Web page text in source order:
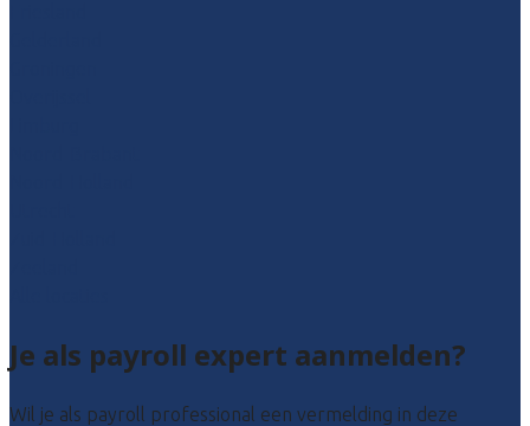
Je als payroll expert aanmelden?
Wil je als payroll professional een vermelding in deze